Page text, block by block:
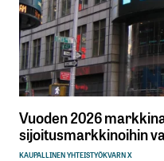
Vuoden 2026
sijoitusmarkkinoihin
KAUPALLINEN YHTEISTYÖKVARN X